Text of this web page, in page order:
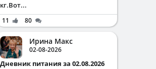
кг.Вот...
11 80
Ирина Макс
02-08-2026
Дневник питания за 02.08.2026